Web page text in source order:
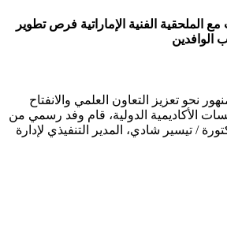
الملحقية الفنية الإماراتية فرص تطوير
الوافدين
نحو تعزيز التعاون العلمي والانفتاح
الأكاديمية الدولية، قام وفد رسمي من
/ تيسير شادي، المدير التنفيذي لإدارة